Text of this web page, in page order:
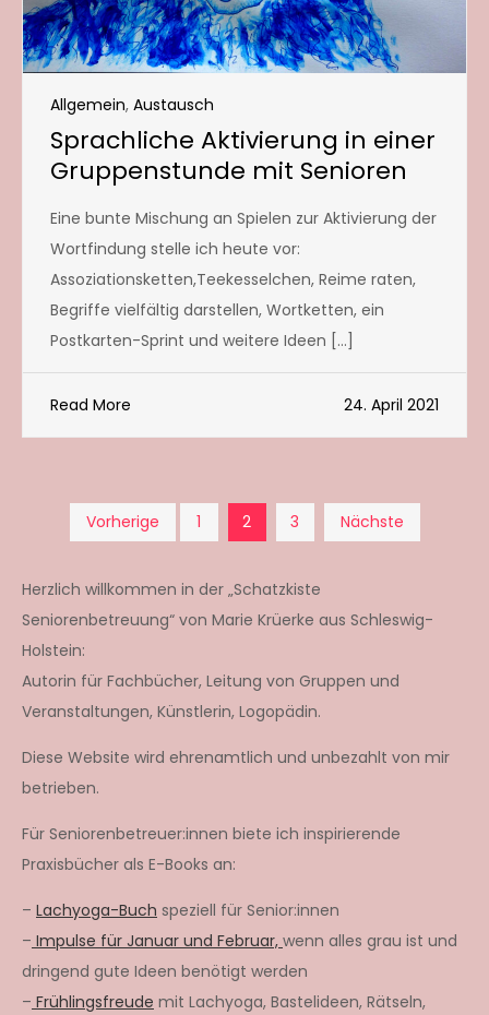
Allgemein, Austausch
Sprachliche Aktivierung in einer
Gruppenstunde mit Senioren
Eine bunte Mischung an Spielen zur Aktivierung der
Wortfindung stelle ich heute vor:
Assoziationsketten,Teekesselchen, Reime raten,
Begriffe vielfältig darstellen, Wortketten, ein
Postkarten-Sprint und weitere Ideen […]
Read More 24. April 2021
der
Beiträge
Vorherige 1 2 3 Nächste
Herzlich willkommen in der „Schatzkiste
Seniorenbetreuung“ von Marie Krüerke aus Schleswig-
Holstein:
Autorin für Fachbücher, Leitung von Gruppen und
Veranstaltungen, Künstlerin, Logopädin.
Diese Website wird ehrenamtlich und unbezahlt von mir
betrieben.
Für Seniorenbetreuer:innen biete ich inspirierende
Praxisbücher als E-Books an:
– Lachyoga-Buch speziell für Senior:innen
– Impulse für Januar und Februar, wenn alles grau ist und
dringend gute Ideen benötigt werden
– Frühlingsfreude mit Lachyoga, Bastelideen, Rätseln,